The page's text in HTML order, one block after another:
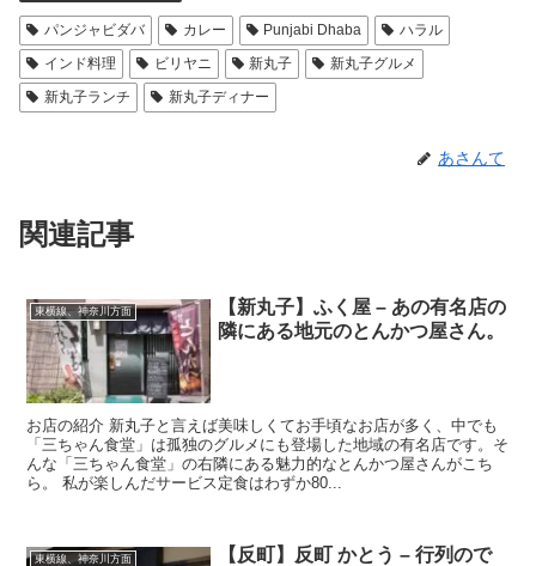
パンジャビダバ カレー Punjabi Dhaba
ハラル
インド料理
ビリヤニ 新丸子
新丸子グルメ
新丸子ランチ
新丸子ディナー
あさんて
関連記事
東横線、神奈川方面
【新丸子】ふく屋 – あの有名店の
隣にある地元のとんかつ屋さん。
お店の紹介 新丸子と言えば美味しくてお手頃なお店が多く、中でも
「三ちゃん食堂」は孤独のグルメにも登場した地域の有名店です。そ
んな「三ちゃん食堂」の右隣にある魅力的なとんかつ屋さんがこち
ら。 私が楽しんだサービス定食はわずか80...
東横線、神奈川方面
【反町】反町 かとう – 行列ので